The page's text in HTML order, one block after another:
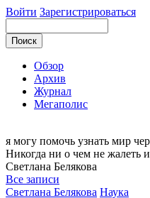
Войти Зарегистрироваться
Обзор
Архив
Журнал
Мегаполис
я могу помочь узнать мир
Никогда ни о чем не жалеть и
Светлана Белякова
Все записи
Светлана Белякова Наука